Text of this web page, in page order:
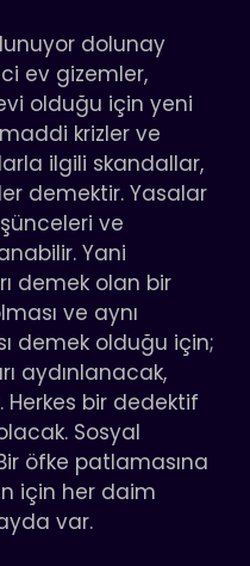
dolunay
ev gizemler,
olduğu için yeni
krizler ve
ilgili skandallar,
demektir. Yasalar
ve
Yani
demek olan bir
ve aynı
demek olduğu için;
aydınlanacak,
Herkes bir dedektif
Sosyal
öfke patlamasına
için her daim
var.